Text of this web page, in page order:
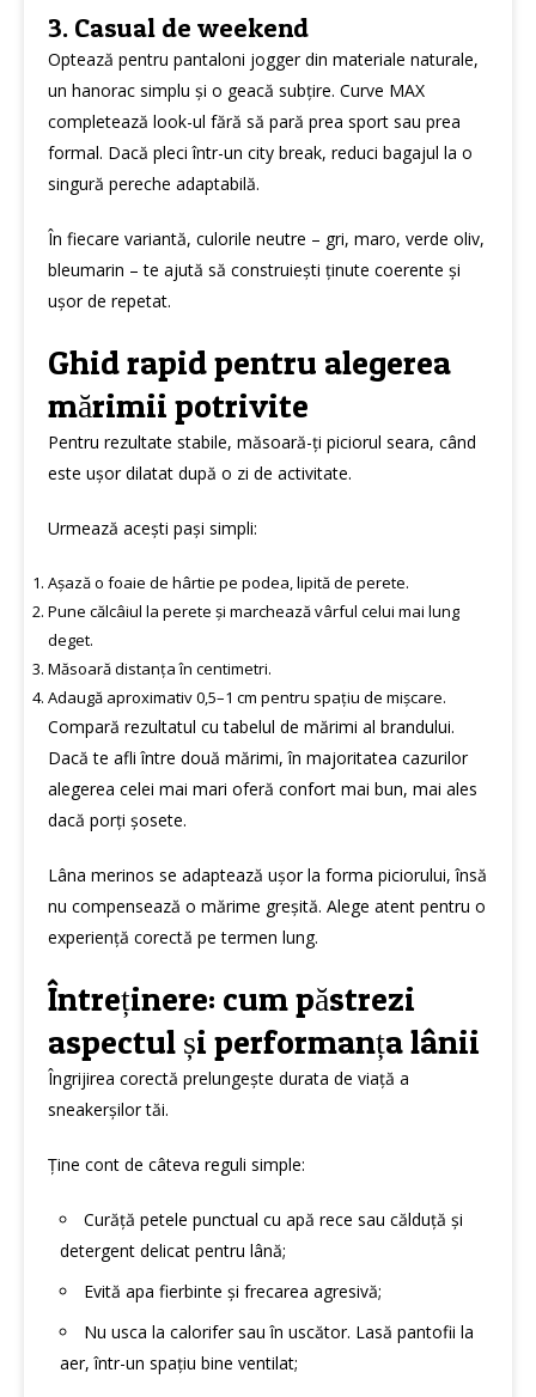
3. Casual de weekend
Optează pentru pantaloni jogger din materiale naturale,
un hanorac simplu și o geacă subțire. Curve MAX
completează look-ul fără să pară prea sport sau prea
formal. Dacă pleci într-un city break, reduci bagajul la o
singură pereche adaptabilă.
În fiecare variantă, culorile neutre – gri, maro, verde oliv,
bleumarin – te ajută să construiești ținute coerente și
ușor de repetat.
Ghid rapid pentru alegerea
mărimii potrivite
Pentru rezultate stabile, măsoară-ți piciorul seara, când
este ușor dilatat după o zi de activitate.
Urmează acești pași simpli:
Așază o foaie de hârtie pe podea, lipită de perete.
Pune călcâiul la perete și marchează vârful celui mai lung
deget.
Măsoară distanța în centimetri.
Adaugă aproximativ 0,5–1 cm pentru spațiu de mișcare.
Compară rezultatul cu tabelul de mărimi al brandului.
Dacă te afli între două mărimi, în majoritatea cazurilor
alegerea celei mai mari oferă confort mai bun, mai ales
dacă porți șosete.
Lâna merinos se adaptează ușor la forma piciorului, însă
nu compensează o mărime greșită. Alege atent pentru o
experiență corectă pe termen lung.
Întreținere: cum păstrezi
aspectul și performanța lânii
Îngrijirea corectă prelungește durata de viață a
sneakerșilor tăi.
Ține cont de câteva reguli simple:
Curăță petele punctual cu apă rece sau călduță și
detergent delicat pentru lână;
Evită apa fierbinte și frecarea agresivă;
Nu usca la calorifer sau în uscător. Lasă pantofii la
aer, într-un spațiu bine ventilat;